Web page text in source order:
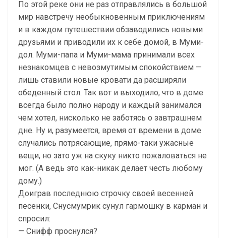
По этой реке они не раз отправлялись в большой
мир навстречу необыкновенным приключениям
и в каждом путешествии обзаводились новыми
друзьями и приводили их к себе домой, в Муми-
дол. Муми-папа и Муми-мама принимали всех
незнакомцев с невозмутимым спокойствием —
лишь ставили новые кровати да расширяли
обеденный стол. Так вот и выходило, что в доме
всегда было полно народу и каждый занимался
чем хотел, нисколько не заботясь о завтрашнем
дне. Ну и, разумеется, время от времени в доме
случались потрясающие, прямо-таки ужасные
вещи, но зато уж на скуку никто пожаловаться не
мог. (А ведь это как-никак делает честь любому
дому.)
Доиграв последнюю строчку своей весенней
песенки, Снусмумрик сунул гармошку в карман и
спросил:
— Снифф проснулся?